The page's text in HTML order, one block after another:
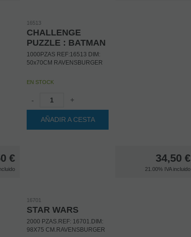
€
16513
CHALLENGE
PUZZLE : BATMAN
1000PZAS REF:16513 DIM:
50x70CM RAVENSBURGER
EN STOCK
- +
AÑADIR A CESTA
34,50 €
21.00% IVA incluido
16701
STAR WARS
2000 PZAS.REF: 16701.DIM:
98X75 CM.RAVENSBURGER